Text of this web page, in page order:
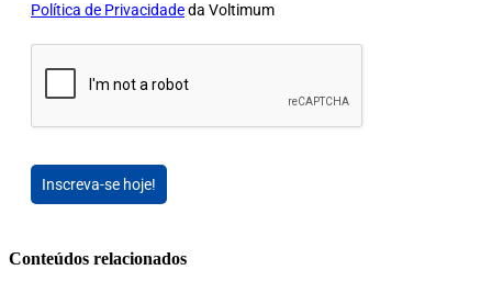
Política de Privacidadeda Voltimum
Inscreva-se hoje!
Conteúdos relacionados